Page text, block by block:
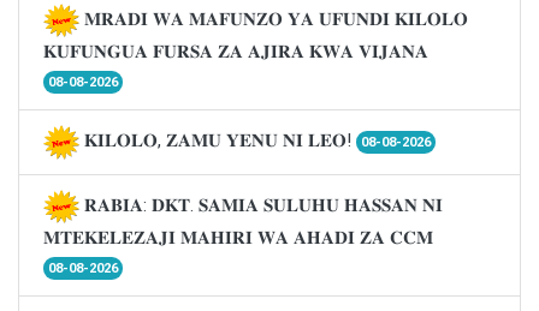
𝐌𝐑𝐀𝐃𝐈 𝐖𝐀 𝐌𝐀𝐅𝐔𝐍𝐙𝐎 𝐘𝐀 𝐔𝐅𝐔𝐍𝐃𝐈 𝐊𝐈𝐋𝐎𝐋𝐎
𝐊𝐔𝐅𝐔𝐍𝐆𝐔𝐀 𝐅𝐔𝐑𝐒𝐀 𝐙𝐀 𝐀𝐉𝐈𝐑𝐀 𝐊𝐖𝐀 𝐕𝐈𝐉𝐀𝐍𝐀
08-08-2026
𝐊𝐈𝐋𝐎𝐋𝐎, 𝐙𝐀𝐌𝐔 𝐘𝐄𝐍𝐔 𝐍𝐈 𝐋𝐄𝐎! 08-08-2026
𝐑𝐀𝐁𝐈𝐀: 𝐃𝐊𝐓. 𝐒𝐀𝐌𝐈𝐀 𝐒𝐔𝐋𝐔𝐇𝐔 𝐇𝐀𝐒𝐒𝐀𝐍 𝐍𝐈
𝐌𝐓𝐄𝐊𝐄𝐋𝐄𝐙𝐀𝐉𝐈 𝐌𝐀𝐇𝐈𝐑𝐈 𝐖𝐀 𝐀𝐇𝐀𝐃𝐈 𝐙𝐀 𝐂𝐂𝐌
08-08-2026